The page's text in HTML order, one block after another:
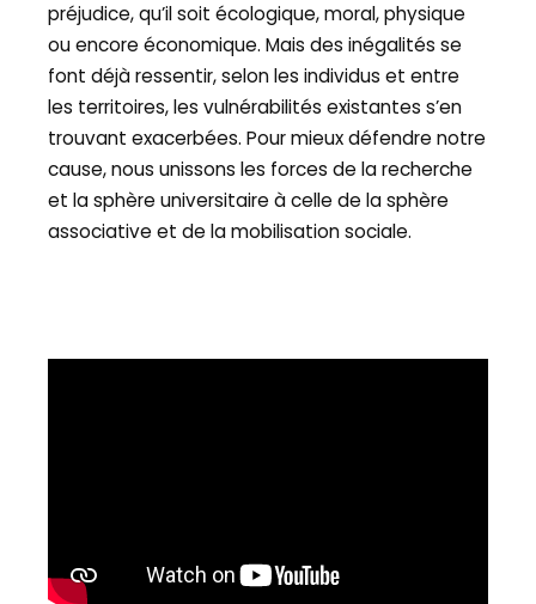
préjudice, qu’il soit écologique, moral, physique
ou encore économique. Mais des inégalités se
font déjà ressentir, selon les individus et entre
les territoires, les vulnérabilités existantes s’en
trouvant exacerbées. Pour mieux défendre notre
cause, nous unissons les forces de la recherche
et la sphère universitaire à celle de la sphère
associative et de la mobilisation sociale.